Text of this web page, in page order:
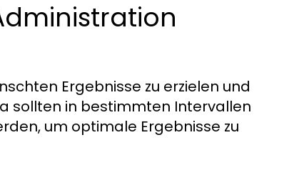
Ergebnisse zu erzielen und
sollten in bestimmten Intervallen
um optimale Ergebnisse zu